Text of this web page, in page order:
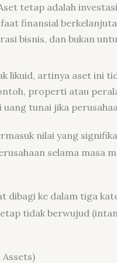
tetap adalah
finansial
bisnis, dan bukan
likuid, artinya aset ini
properti atau
tunai jika
nilai yang
selama masa
dibagi ke dalam tiga
tidak berwujud